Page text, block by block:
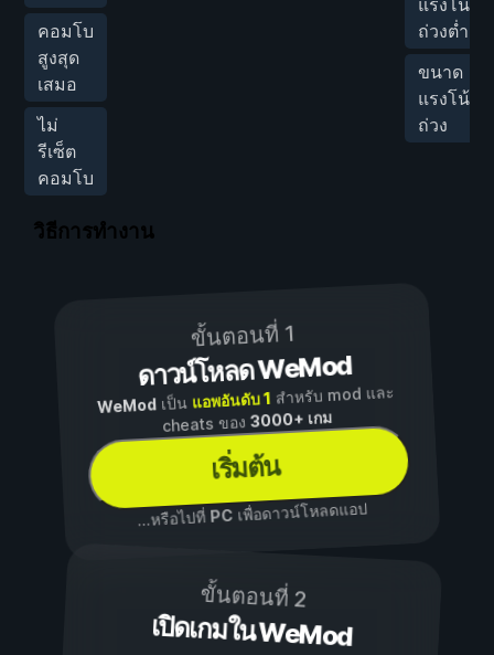
คอมโบ
สูงสุด
เสมอ
ไม่
รีเซ็ต
คอมโบ
ถ่วงต่ำ
ขนาด
แรงโน้ม
ถ่วง
วิธีการทำงาน
ขั้นตอนที่ 1
ดาวน์โหลด WeMod
WeModเป็น แอพอันดับ 1 สำหรับ mod และ
cheats ของ3000+ เกม
เริ่มต้น
...หรือไปที่ PCเพื่อดาวน์โหลดแอป
ขั้นตอนที่ 2
เปิดเกมใน WeMod